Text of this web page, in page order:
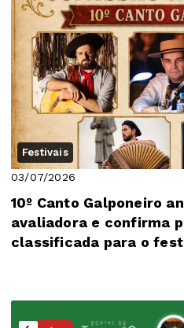
Festivais
03/07/2026
10º Canto Galponeiro
avaliadora e confirma
classificada para o